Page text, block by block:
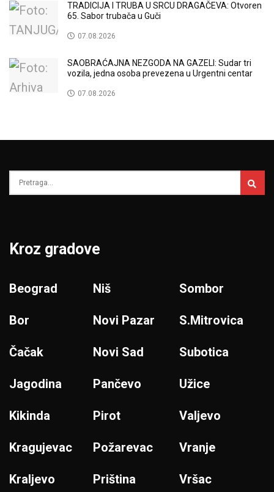
TRADICIJA I TRUBA U SRCU DRAGAČEVA: Otvoren
65. Sabor trubača u Guči
07.08.2026
SAOBRAĆAJNA NEZGODA NA GAZELI: Sudar tri
vozila, jedna osoba prevezena u Urgentni centar
07.08.2026
Kroz gradove
Beograd
Bor
Čačak
Jagodina
Kikinda
Kragujevac
Kraljevo
Niš
Novi Pazar
Novi Sad
Pančevo
Pirot
Požarevac
Priština
Sombor
S.Mitrovica
Subotica
Užice
Valjevo
Vranje
Vršac